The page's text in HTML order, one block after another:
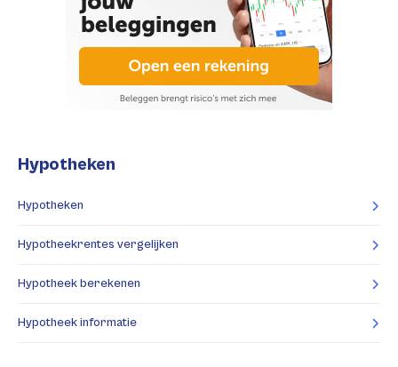
Hypotheken
Hypotheken
Hypotheekrentes vergelijken
Hypotheek berekenen
Hypotheek informatie